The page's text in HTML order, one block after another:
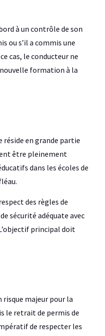
à un contrôle de son
ou s’il a commis une
cas, le conducteur ne
formation à la
réside en grande partie
être pleinement
dans les écoles de
des règles de
sécurité adéquate avec
principal doit
majeur pour la
le retrait de permis de
de respecter les